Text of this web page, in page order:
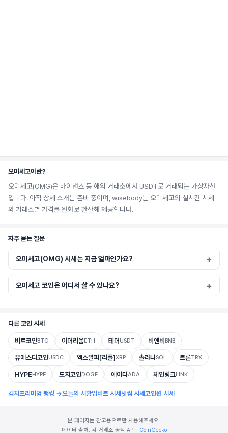
오미세고이란?
오미세고(OMG)은 바이낸스 등 해외 거래소에서 USDT로 거래되는 가상자산
입니다. 아직 상세 소개는 준비 중이며, wisebody는 오미세고의 실시간 시세
와 거래소별 가격를 원화로 환산해 제공합니다.
자주 묻는 질문
오미세고(OMG) 시세는 지금 얼마인가요?
오미세고 코인은 어디서 살 수 있나요?
다른 코인 시세
비트코인BTC 이더리움ETH 테더USDT 비앤비 BNB
유에스디코인USDC 엑스알피[리플]XRP 솔라나SOL 트론TRX
HYPEHYPE 도지코인DOGE 에이다ADA 체인링크LINK
김치프리미엄 랭킹 →오늘의 시황업비트 시세 빗썸 시세 코인원 시세
본 페이지는 참고용으로만 사용해주세요.
데이터 출처: 각 거래소 공식 API · CoinGecko